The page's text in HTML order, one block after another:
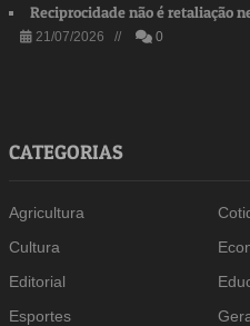
Reciprocidade não é retaliação
21/07/2026 // 0
CATEGORIAS
Agricultura
Cultura
Editorial
Esportes